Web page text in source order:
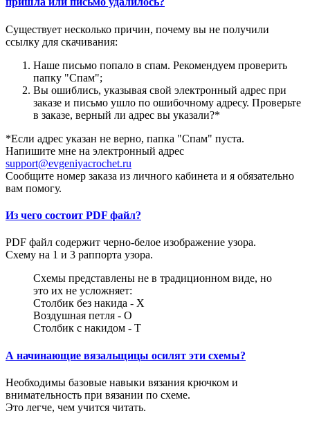
Существует несколько причин, почему вы не получили
ссылку для скачивания:
Наше письмо попало в спам. Рекомендуем проверить
папку "Спам";
Вы ошиблись, указывая свой электронный адрес при
заказе и письмо ушло по ошибочному адресу. Проверьте
в заказе, верный ли адрес вы указали?*
*Если адрес указан не верно, папка "Спам" пуста.
Напишите мне на электронный адрес
support@evgeniyacrochet.ru
Сообщите номер заказа из личного кабинета и я обязательно
вам помогу.
Из чего состоит PDF файл?
PDF файл содержит черно-белое изображение узора.
Схему на 1 и 3 раппорта узора.
Схемы представлены не в традиционном виде, но
это их не усложняет:
Столбик без накида - Х
Воздушная петля - О
Столбик с накидом - Т
А начинающие вязальщицы осилят эти схемы?
Необходимы базовые навыки вязания крючком и
внимательность при вязании по схеме.
Это легче, чем учится читать.